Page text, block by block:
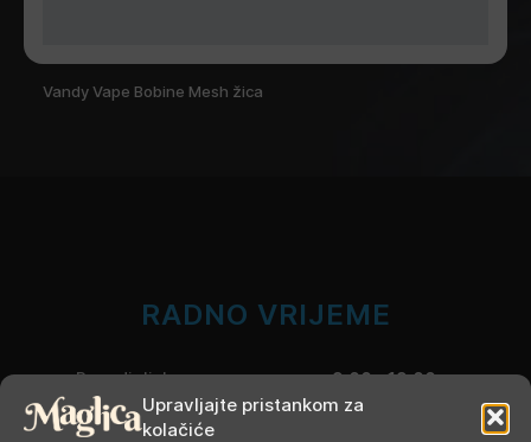
Upravljajte pristankom za
kolačiće
Vandy Vape Bobine Mesh žica
RADNO VRIJEME
Ponedjeljak 9.00 - 19.00
Utorak